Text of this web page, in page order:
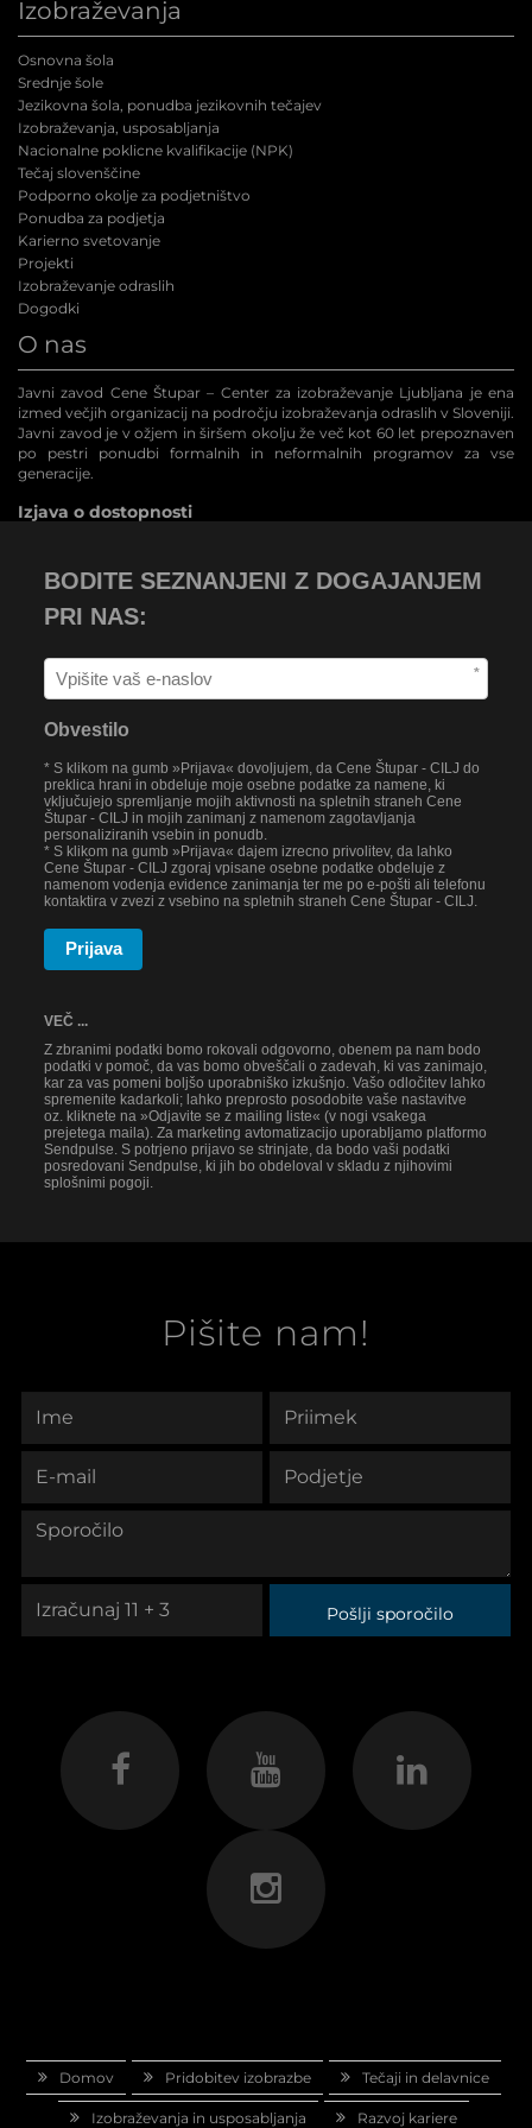
Izobraževanja
Osnovna šola
Srednje šole
Jezikovna šola, ponudba jezikovnih tečajev
Izobraževanja, usposabljanja
Nacionalne poklicne kvalifikacije (NPK)
Tečaj slovenščine
Podporno okolje za podjetništvo
Ponudba za podjetja
Karierno svetovanje
Projekti
Izobraževanje odraslih
Dogodki
O nas
Javni zavod Cene Štupar – Center za izobraževanje Ljubljana je ena
izmed večjih organizacij na področju izobraževanja odraslih v Sloveniji.
Javni zavod je v ožjem in širšem okolju že več kot 60 let prepoznaven
po pestri ponudbi formalnih in neformalnih programov za vse
generacije.
Izjava o dostopnosti
BODITE SEZNANJENI Z DOGAJANJEM
PRI NAS:
*
Obvestilo
* S klikom na gumb »Prijava« dovoljujem, da Cene Štupar - CILJ do
preklica hrani in obdeluje moje osebne podatke za namene, ki
vključujejo spremljanje mojih aktivnosti na spletnih straneh Cene
Štupar - CILJ in mojih zanimanj z namenom zagotavljanja
personaliziranih vsebin in ponudb.
* S klikom na gumb »Prijava« dajem izrecno privolitev, da lahko
Cene Štupar - CILJ zgoraj vpisane osebne podatke obdeluje z
namenom vodenja evidence zanimanja ter me po e-pošti ali telefonu
kontaktira v zvezi z vsebino na spletnih straneh Cene Štupar - CILJ.
Prijava
VEČ ...
Z zbranimi podatki bomo rokovali odgovorno, obenem pa nam bodo
podatki v pomoč, da vas bomo obveščali o zadevah, ki vas zanimajo,
kar za vas pomeni boljšo uporabniško izkušnjo. Vašo odločitev lahko
spremenite kadarkoli; lahko preprosto posodobite vaše nastavitve
oz. kliknete na »Odjavite se z mailing liste« (v nogi vsakega
prejetega maila). Za marketing avtomatizacijo uporabljamo platformo
Sendpulse. S potrjeno prijavo se strinjate, da bodo vaši podatki
posredovani Sendpulse, ki jih bo obdeloval v skladu z njihovimi
splošnimi pogoji.
Pišite nam!
Pošlji sporočilo
Domov Pridobitev izobrazbe Tečaji in delavnice
Izobraževanja in usposabljanja Razvoj kariere